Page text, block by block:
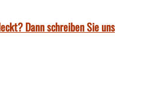
Dann schreiben Sie uns